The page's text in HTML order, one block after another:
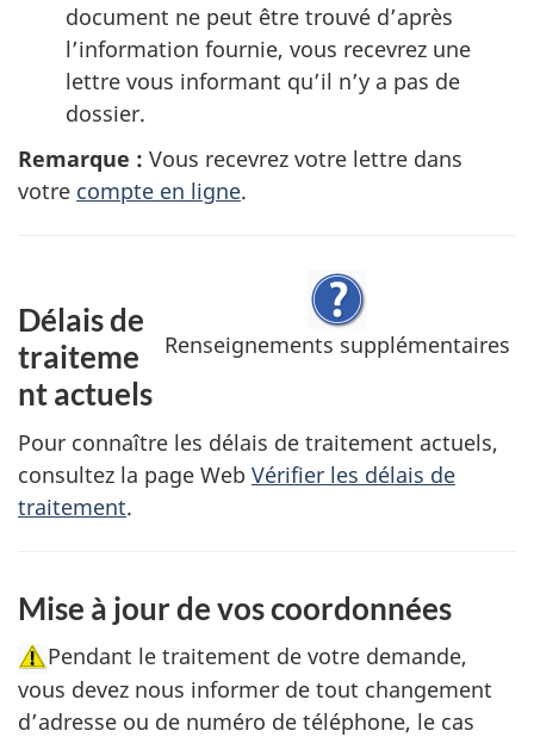
document ne peut être trouvé d’après
l’information fournie, vous recevrez une
lettre vous informant qu’il n’y a pas de
dossier.
Remarque : Vous recevrez votre lettre dans
votre compte en ligne.
Renseignements supplémentaires
Délais de
traiteme
nt actuels
Pour connaître les délais de traitement actuels,
consultez la page Web Vérifier les délais de
traitement.
Mise à jour de vos coordonnées
Pendant le traitement de votre demande,
vous devez nous informer de tout changement
d’adresse ou de numéro de téléphone, le cas